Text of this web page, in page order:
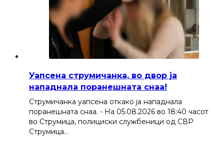
Уапсена струмичанка, во двор ја
нападнала поранешната снаа!
Струмичанка уапсена откако ја нападнала
поранешната снаа. - На 05.08.2026 во 18:40 часот
во Струмица, полициски службеници од СВР
Струмица…